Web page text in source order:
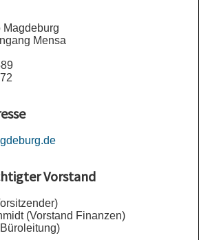
Magdeburg
Mensa
Vorstand
(Vorstand Finanzen)